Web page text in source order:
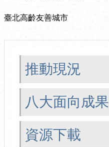
臺北高齡友善城市
推動現況
八大面向成果
資源下載